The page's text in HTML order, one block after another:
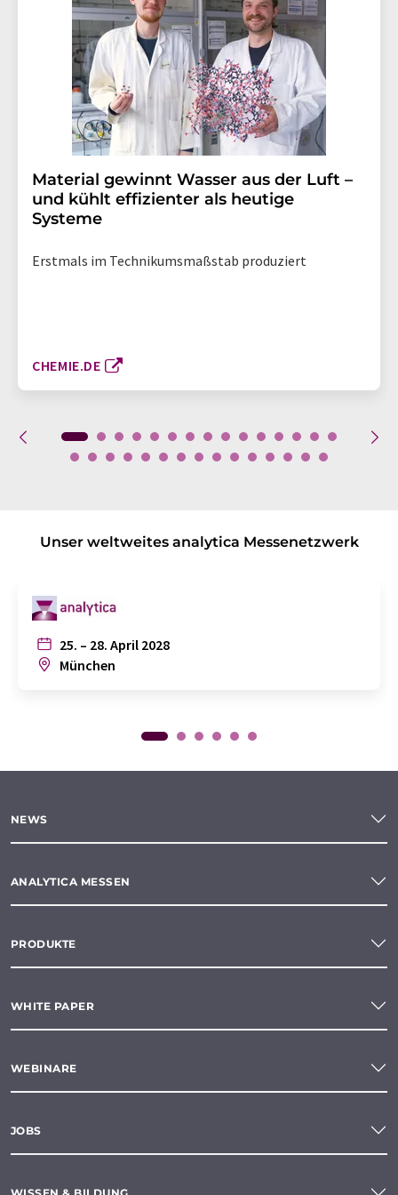
Material gewinnt Wasser aus der Luft –
und kühlt effizienter als heutige
Systeme
Erstmals im Technikumsmaßstab produziert
CHEMIE.DE
Unser weltweites analytica Messenetzwerk
25. – 28. April 2028
München
NEWS
ANALYTICA MESSEN
PRODUKTE
WHITE PAPER
WEBINARE
JOBS